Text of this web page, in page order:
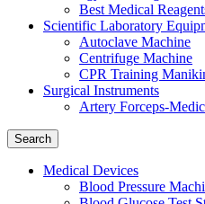
Best Medical
Scientific Laboratory
Autoclave Machine
Centrifuge Machine
CPR Training
Surgical Instruments
Artery Forceps-
Search
Medical Devices
Blood Pressure